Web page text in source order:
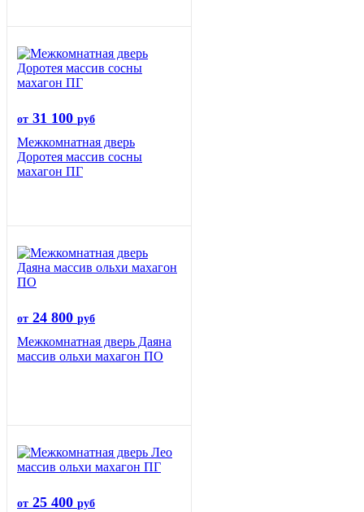
от 31 100 руб
Межкомнатная дверь
Доротея массив сосны
махагон ПГ
от 24 800 руб
Межкомнатная дверь Даяна
массив ольхи махагон ПО
от 25 400 руб